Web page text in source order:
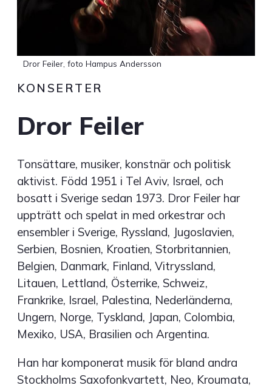
Dror Feiler, foto Hampus Andersson
KONSERTER
Dror Feiler
Tonsättare, musiker, konstnär och politisk
aktivist. Född 1951 i Tel Aviv, Israel, och
bosatt i Sverige sedan 1973. Dror Feiler har
uppträtt och spelat in med orkestrar och
ensembler i Sverige, Ryssland, Jugoslavien,
Serbien, Bosnien, Kroatien, Storbritannien,
Belgien, Danmark, Finland, Vitryssland,
Litauen, Lettland, Österrike, Schweiz,
Frankrike, Israel, Palestina, Nederländerna,
Ungern, Norge, Tyskland, Japan, Colombia,
Mexiko, USA, Brasilien och Argentina.
Han har komponerat musik för bland andra
Stockholms Saxofonkvartett, Neo, Kroumata,